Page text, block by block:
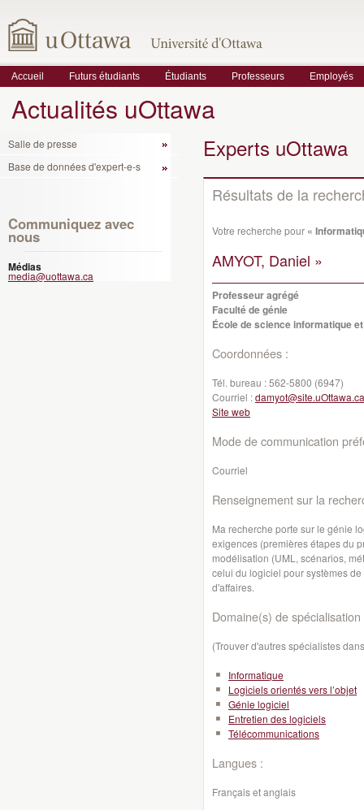
Accueil Futurs étudiants Étudiants Professeurs Employés
Actualités uOttawa
Salle de presse
Base de données d'expert-e-s
Communiquez avec
nous
Médias
media@uottawa.ca
Experts uOttawa
Résultats de la
Votre recherche pour «
AMYOT, Daniel »
Professeur agrégé
Faculté de génie
École de science informatique
Coordonnées :
Tél. bureau :562-5800 (6947)
Courriel :damyot@site.uOttawa.ca
Site web
Mode de communication
Courriel
Renseignement sur la
Ma recherche porte sur le génie
exigences (premières étapes du
modélisation (UML, scénarios,
celui du logiciel pour systèmes
d'affaires.
Domaine(s) de spécialisation
(Trouver d'autres spécialistes
Informatique
Logiciels orientés vers l’objet
Génie logiciel
Entretien des logiciels
Télécommunications
Langues :
Français et anglais